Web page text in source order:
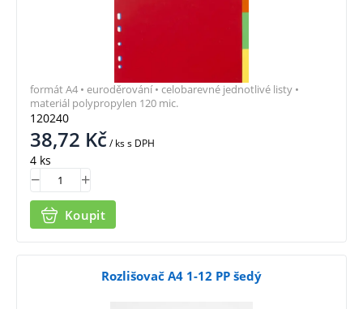
120240
38,72 Kč/ kss DPH
4 ks
Koupit
formát A4 • euroděrování • celobarevné jednotlivé listy •
materiál polypropylen 120 mic.
Rozlišovač A4 1-12 PP šedý